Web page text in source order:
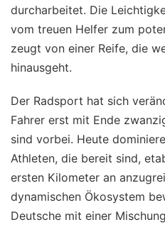
durcharbeitet. Die
vom treuen Helfer zum
zeugt von einer Reife, die
hinausgeht.
Der Radsport hat sich
Fahrer erst mit Ende
sind vorbei. Heute
Athleten, die bereit sind,
ersten Kilometer an
dynamischen Ökosystem
Deutsche mit einer